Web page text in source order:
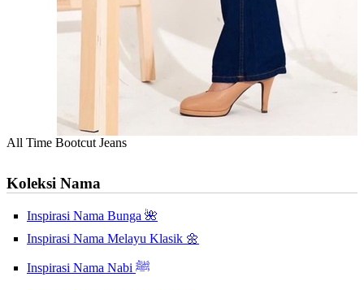
All Time Bootcut Jeans
Koleksi Nama
Inspirasi Nama Bunga 🌺
Inspirasi Nama Melayu Klasik 🌼
Inspirasi Nama Nabi ﷺ